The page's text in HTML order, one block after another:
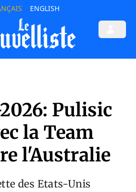
ENGLISH
Pulisic
la Team
l'Australie
des Etats-Unis